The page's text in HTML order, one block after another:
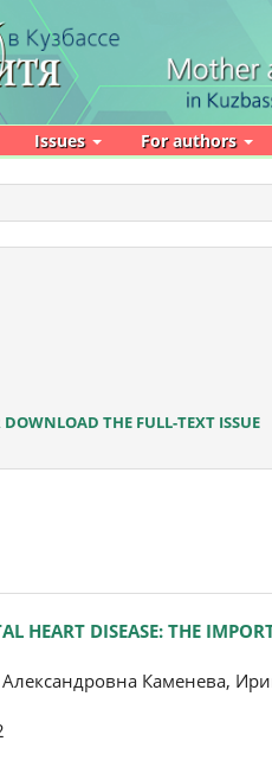
Issues For authors
DOWNLOAD THE FULL-TEXT ISSUE
HEART DISEASE: THE
Каменева,